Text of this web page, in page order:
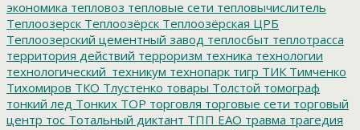
экономика тепловоз тепловые сети тепловычислитель
Теплоозерск Теплоозёрск Теплоозёрская ЦРБ
Теплоозерский цементный завод теплосбыт теплотрасса
территория действий терроризм техника технологии
технологический_техникум технопарк тигр ТИК Тимченко
Тихомиров ТКО Тлустенко товары Толстой томограф
тонкий лед Тонких ТОР торговля торговые сети торговый
центр тос Тотальный диктант ТПП ЕАО травма трагедия